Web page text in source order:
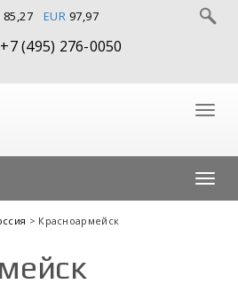
85,27 EUR 97,97
+7 (495) 276-0050
> Красноармейск